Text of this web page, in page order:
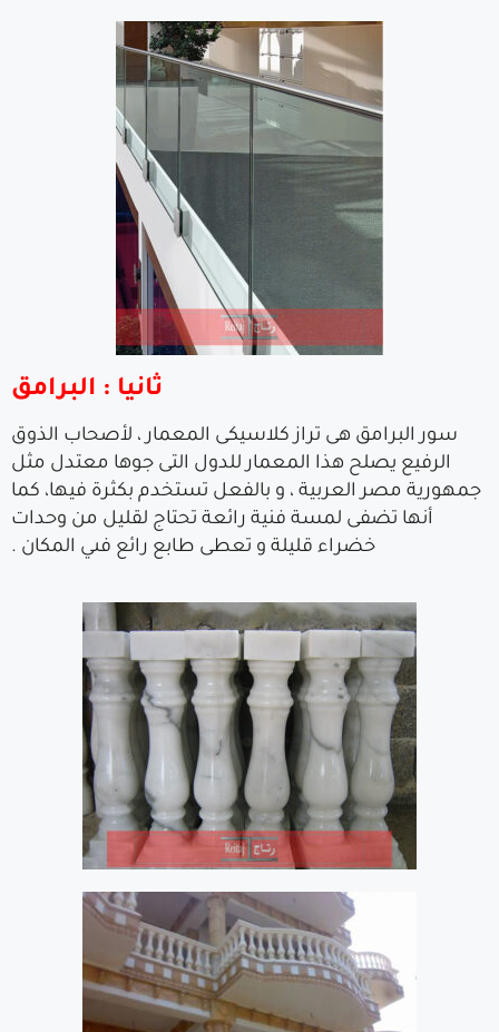
ثانيا : البرامق
سور البرامق هى تراز كلاسيكى المعمار ، لأصحاب الذوق
الرفيع يصلح هذا المعمار للدول التى جوها معتدل مثل
جمهورية مصر العربية ، و بالفعل تستخدم بكثرة فيها، كما
أنها تضفى لمسة فنية رائعة تحتاج لقليل من وحدات
خضراء قليلة و تعطى طابع رائع فىي المكان .